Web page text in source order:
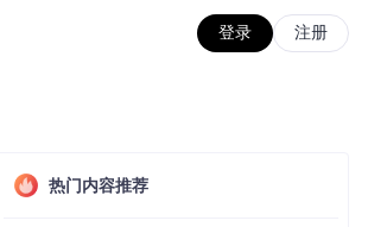
登录 注册
热门内容推荐